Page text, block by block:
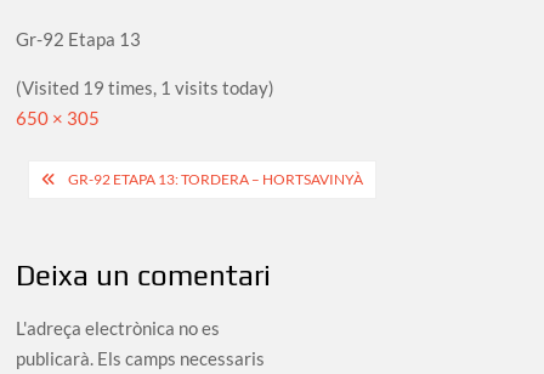
Gr-92 Etapa 13
(Visited 19 times, 1 visits today)
Full
650 × 305
Navegació
GR-92 ETAPA 13: TORDERA – HORTSAVINYÀ
Deixa un comentari
L'adreça electrònica no es
publicarà. Els camps necessaris